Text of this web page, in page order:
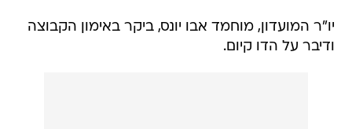
יו"ר המועדון, מוחמד אבו יונס, ביקר באימון הקבוצה
ודיבר על הדו קיום.